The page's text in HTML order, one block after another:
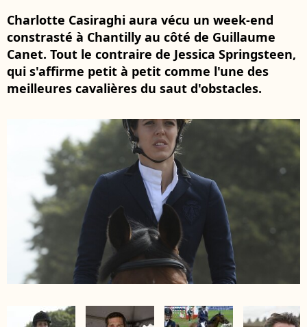
Charlotte Casiraghi aura vécu un week-end
constrasté à Chantilly au côté de Guillaume
Canet. Tout le contraire de Jessica Springsteen,
qui s'affirme petit à petit comme l'une des
meilleures cavalières du saut d'obstacles.